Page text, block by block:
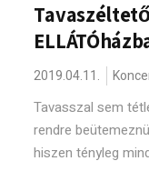
2019.04.11.
Tavasszal sem
rendre
hiszen tényleg